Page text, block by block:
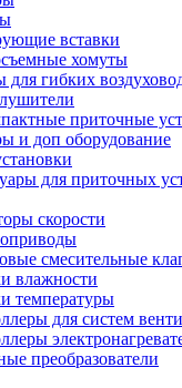
вставки
хомуты
для гибких
приточные
и доп оборудование
для приточных
скорости
смесительные
влажности
температуры
для систем
преобразователи